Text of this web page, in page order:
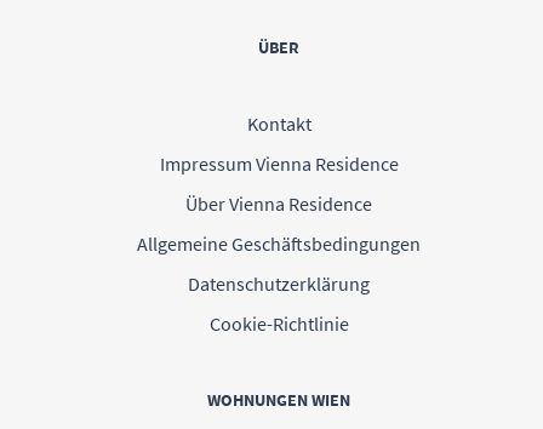
ÜBER
Kontakt
Impressum Vienna Residence
Über Vienna Residence
Allgemeine Geschäftsbedingungen
Datenschutzerklärung
Cookie-Richtlinie
WOHNUNGEN WIEN